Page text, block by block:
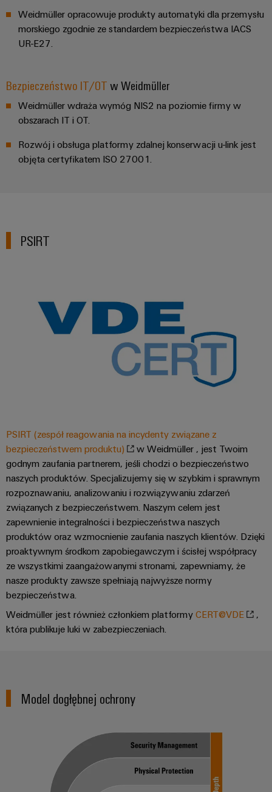
Configurator
Wyższy poziom
inżynierii cyfrowej
Weidmüller opracowuje produkty automatyki dla przemysłu
morskiego zgodnie ze standardem bezpieczeństwa IACS
UR-E27.
Bezpieczeństwo IT/OTw Weidmüller
Weidmüller wdraża wymóg NIS2 na poziomie firmy w
obszarach IT i OT.
Rozwój i obsługa platformy zdalnej konserwacji u-link jest
objęta certyfikatem ISO 27001.
PSIRT
PSIRT (zespół reagowania na incydenty związane z
bezpieczeństwem produktu)
w Weidmüller , jest Twoim
godnym zaufania partnerem, jeśli chodzi o bezpieczeństwo
naszych produktów. Specjalizujemy się w szybkim i sprawnym
rozpoznawaniu, analizowaniu i rozwiązywaniu zdarzeń
związanych z bezpieczeństwem. Naszym celem jest
zapewnienie integralności i bezpieczeństwa naszych
produktów oraz wzmocnienie zaufania naszych klientów. Dzięki
proaktywnym środkom zapobiegawczym i ścisłej współpracy
ze wszystkimi zaangażowanymi stronami, zapewniamy, że
nasze produkty zawsze spełniają najwyższe normy
bezpieczeństwa.
Weidmüller jest również członkiem platformy CERT@VDE
,
która publikuje luki w zabezpieczeniach.
Model dogłębnej ochrony